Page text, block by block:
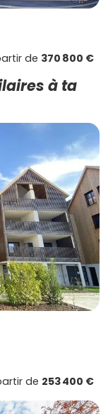
de 370 800 €
à ta
de 253 400 €